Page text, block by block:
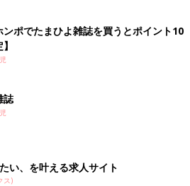
ンポでたまひよ雑誌を買うとポイント10
誌
い、を叶える求人サイト
ス)